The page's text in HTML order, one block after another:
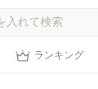
ランキング